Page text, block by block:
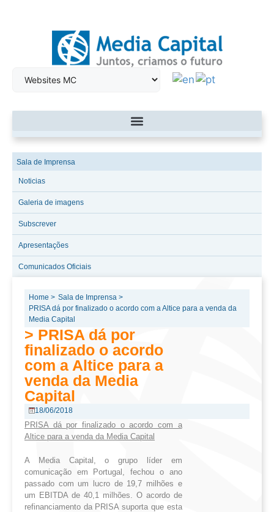
Sala de Imprensa
Noticias
Galeria de imagens
Subscrever
Apresentações
Comunicados Oficiais
Home > Sala de Imprensa >
PRISA dá por finalizado o acordo com a Altice para a venda da
Media Capital
> PRISA dá por
finalizado o acordo
com a Altice para a
venda da Media
Capital
18/06/2018
PRISA dá por finalizado o acordo com a
Altice para a venda da Media Capital
A Media Capital, o grupo líder em
comunicação em Portugal, fechou o ano
passado com um lucro de 19,7 milhões e
um EBITDA de 40,1 milhões. O acordo de
refinanciamento da PRISA suporta que esta